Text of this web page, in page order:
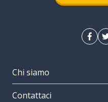
Chi siamo
Contattaci